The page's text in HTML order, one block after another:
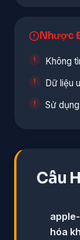
Nhược
Không
Dữ liệu
Sử
Câu
hóa